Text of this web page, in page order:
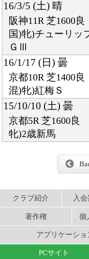
Back
クラブ紹介
アプリケーションプライ
PCサイト